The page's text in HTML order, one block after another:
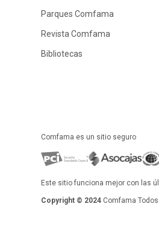
Parques Comfama
Revista Comfama
Bibliotecas
Comfama es un sitio seguro
Este sitio funciona mejor con las
Copyright © 2024 Comfama